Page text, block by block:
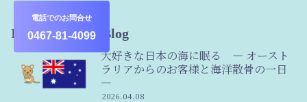
電話でのお問合せ
0467-81-4099
Information & Blog
大好きな日本の海に眠る ― オースト
ラリアからのお客様と海洋散骨の一日
―
2026.04.08